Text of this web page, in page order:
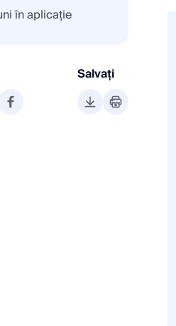
în aplicație
Salvați